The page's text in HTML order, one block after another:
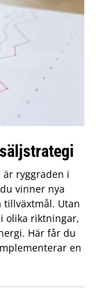
är ryggraden i
vinner nya
tillväxtmål. Utan
olika riktningar,
Här får du
en